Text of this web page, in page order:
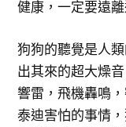
健康，一定要遠離
狗狗的聽覺是人
出其來的超大燥
響雷，飛機轟鳴
泰迪害怕的事情